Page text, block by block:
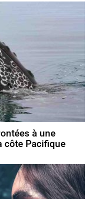
à une
côte Pacifique